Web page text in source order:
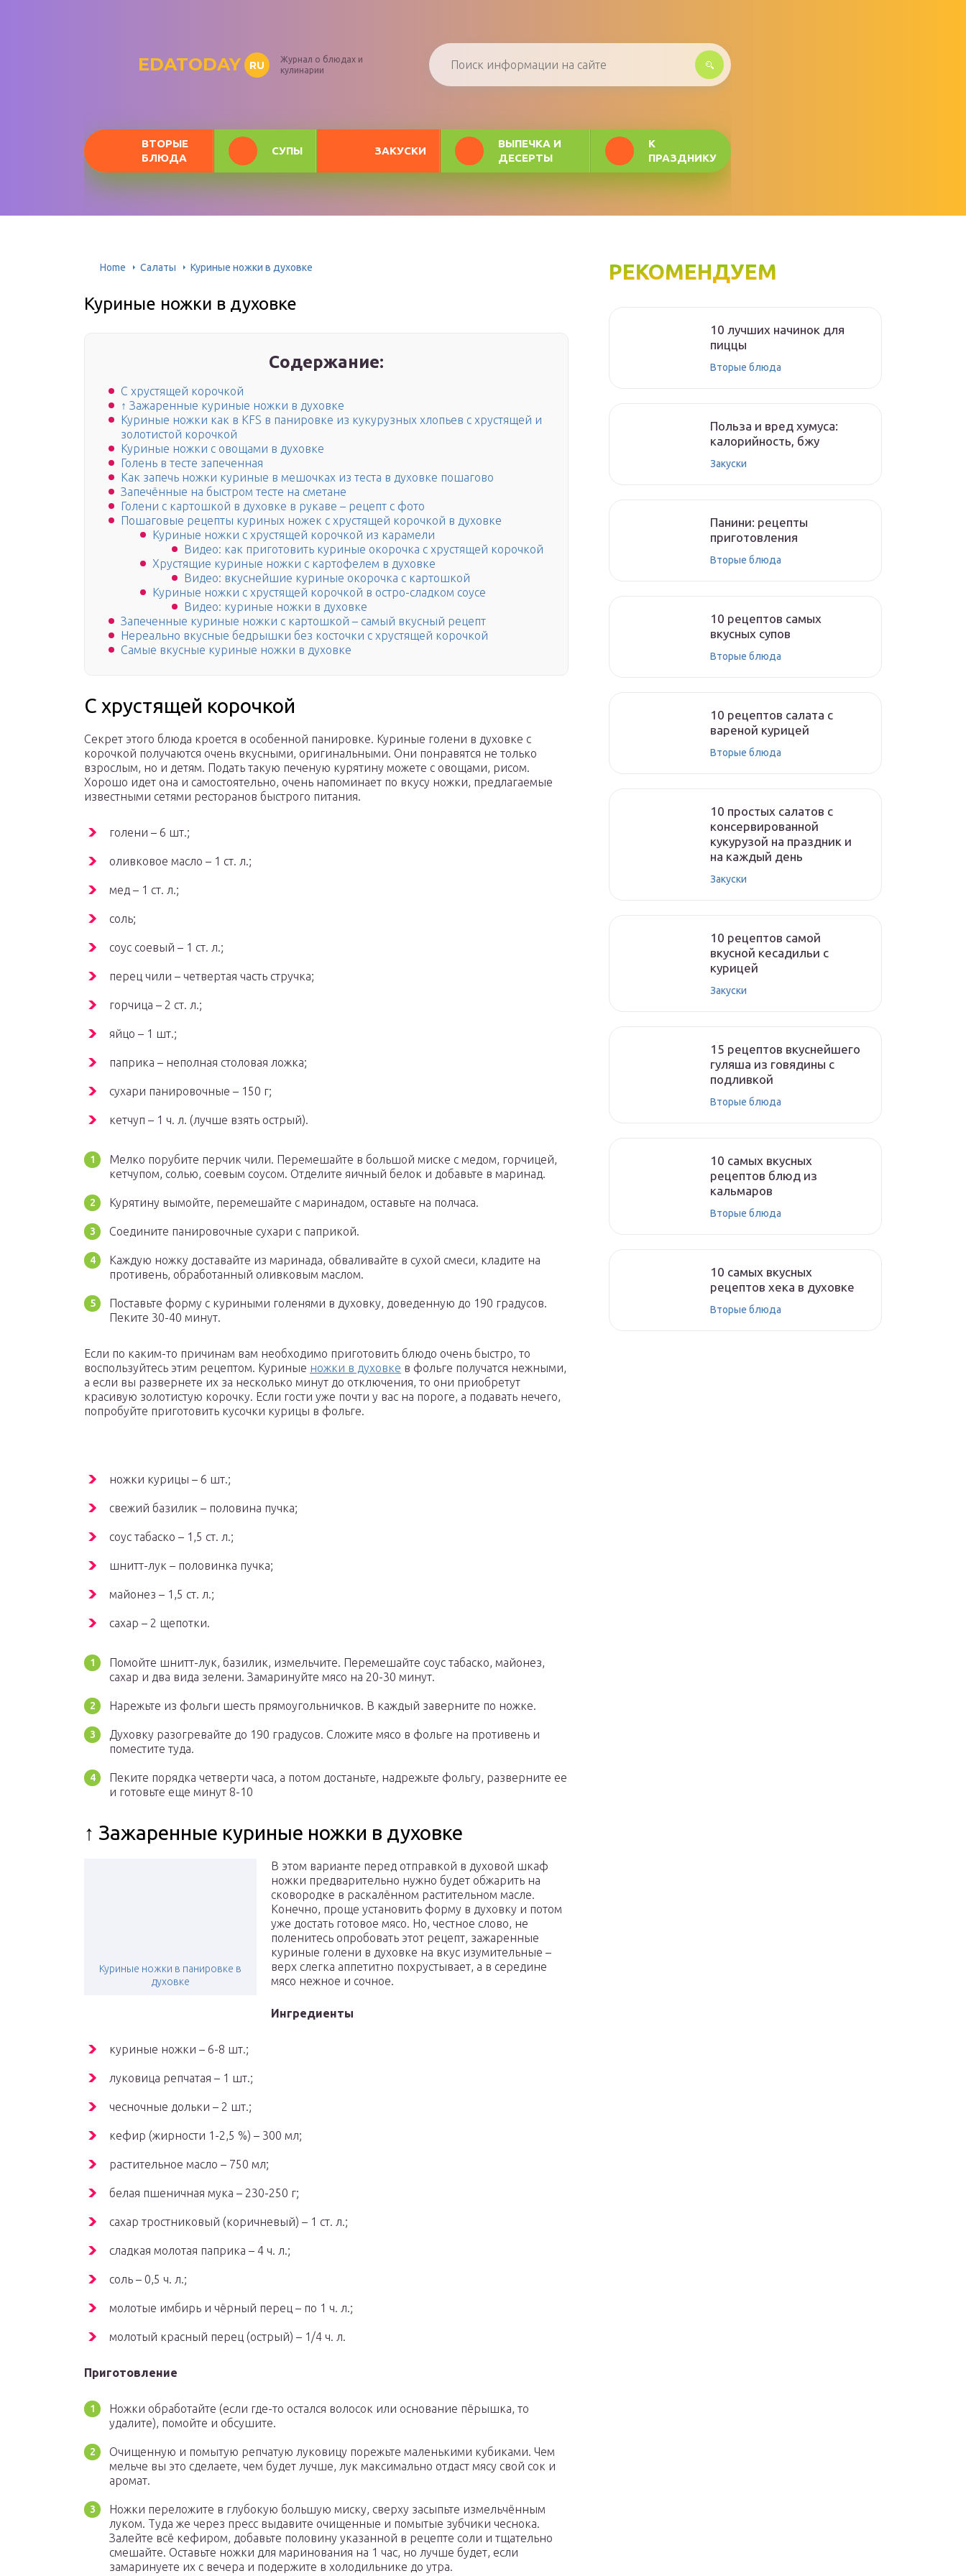
EDATODAY RU
Журнал о блюдах и
кулинарии
ВТОРЫЕ
БЛЮДА
СУПЫ ЗАКУСКИ
ВЫПЕЧКА И
ДЕСЕРТЫ
К
ПРАЗДНИКУ
Home Салаты Куриные ножки в духовке
Куриные ножки в духовке
Содержание:
С хрустящей корочкой
↑ Зажаренные куриные ножки в духовке
Куриные ножки как в KFS в панировке из кукурузных хлопьев с хрустящей и
золотистой корочкой
Куриные ножки с овощами в духовке
Голень в тесте запеченная
Как запечь ножки куриные в мешочках из теста в духовке пошагово
Запечённые на быстром тесте на сметане
Голени с картошкой в духовке в рукаве – рецепт с фото
Пошаговые рецепты куриных ножек с хрустящей корочкой в духовке
Куриные ножки с хрустящей корочкой из карамели
Видео: как приготовить куриные окорочка с хрустящей корочкой
Хрустящие куриные ножки с картофелем в духовке
Видео: вкуснейшие куриные окорочка с картошкой
Куриные ножки с хрустящей корочкой в остро-сладком соусе
Видео: куриные ножки в духовке
Запеченные куриные ножки с картошкой – самый вкусный рецепт
Нереально вкусные бедрышки без косточки с хрустящей корочкой
Самые вкусные куриные ножки в духовке
С хрустящей корочкой
Секрет этого блюда кроется в особенной панировке. Куриные голени в духовке с
корочкой получаются очень вкусными, оригинальными. Они понравятся не только
взрослым, но и детям. Подать такую печеную курятину можете с овощами, рисом.
Хорошо идет она и самостоятельно, очень напоминает по вкусу ножки, предлагаемые
известными сетями ресторанов быстрого питания.
голени – 6 шт.;
оливковое масло – 1 ст. л.;
мед – 1 ст. л.;
соль;
соус соевый – 1 ст. л.;
перец чили – четвертая часть стручка;
горчица – 2 ст. л.;
яйцо – 1 шт.;
паприка – неполная столовая ложка;
сухари панировочные – 150 г;
кетчуп – 1 ч. л. (лучше взять острый).
Мелко порубите перчик чили. Перемешайте в большой миске с медом, горчицей,
кетчупом, солью, соевым соусом. Отделите яичный белок и добавьте в маринад.
Курятину вымойте, перемешайте с маринадом, оставьте на полчаса.
Соедините панировочные сухари с паприкой.
Каждую ножку доставайте из маринада, обваливайте в сухой смеси, кладите на
противень, обработанный оливковым маслом.
Поставьте форму с куриными голенями в духовку, доведенную до 190 градусов.
Пеките 30-40 минут.
Если по каким-то причинам вам необходимо приготовить блюдо очень быстро, то
воспользуйтесь этим рецептом. Куриные ножки в духовке в фольге получатся нежными,
а если вы развернете их за несколько минут до отключения, то они приобретут
красивую золотистую корочку. Если гости уже почти у вас на пороге, а подавать нечего,
попробуйте приготовить кусочки курицы в фольге.
ножки курицы – 6 шт.;
свежий базилик – половина пучка;
соус табаско – 1,5 ст. л.;
шнитт-лук – половинка пучка;
майонез – 1,5 ст. л.;
сахар – 2 щепотки.
Помойте шнитт-лук, базилик, измельчите. Перемешайте соус табаско, майонез,
сахар и два вида зелени. Замаринуйте мясо на 20-30 минут.
Нарежьте из фольги шесть прямоугольничков. В каждый заверните по ножке.
Духовку разогревайте до 190 градусов. Сложите мясо в фольге на противень и
поместите туда.
Пеките порядка четверти часа, а потом достаньте, надрежьте фольгу, разверните ее
и готовьте еще минут 8-10
↑ Зажаренные куриные ножки в духовке
Куриные ножки в панировке в
духовке
В этом варианте перед отправкой в духовой шкаф
ножки предварительно нужно будет обжарить на
сковородке в раскалённом растительном масле.
Конечно, проще установить форму в духовку и потом
уже достать готовое мясо. Но, честное слово, не
поленитесь опробовать этот рецепт, зажаренные
куриные голени в духовке на вкус изумительные –
верх слегка аппетитно похрустывает, а в середине
мясо нежное и сочное.
Ингредиенты
куриные ножки – 6-8 шт.;
луковица репчатая – 1 шт.;
чесночные дольки – 2 шт.;
кефир (жирности 1-2,5 %) – 300 мл;
растительное масло – 750 мл;
белая пшеничная мука – 230-250 г;
сахар тростниковый (коричневый) – 1 ст. л.;
сладкая молотая паприка – 4 ч. л.;
соль – 0,5 ч. л.;
молотые имбирь и чёрный перец – по 1 ч. л.;
молотый красный перец (острый) – 1/4 ч. л.
Приготовление
Ножки обработайте (если где-то остался волосок или основание пёрышка, то
удалите), помойте и обсушите.
Очищенную и помытую репчатую луковицу порежьте маленькими кубиками. Чем
мельче вы это сделаете, чем будет лучше, лук максимально отдаст мясу свой сок и
аромат.
Ножки переложите в глубокую большую миску, сверху засыпьте измельчённым
луком. Туда же через пресс выдавите очищенные и помытые зубчики чеснока.
Залейте всё кефиром, добавьте половину указанной в рецепте соли и тщательно
смешайте. Оставьте ножки для маринования на 1 час, но лучше будет, если
замаринуете их с вечера и подержите в холодильнике до утра.
РЕКОМЕНДУЕМ
10 лучших начинок для
пиццы
Вторые блюда
Польза и вред хумуса:
калорийность, бжу
Закуски
Панини: рецепты
приготовления
Вторые блюда
10 рецептов самых
вкусных супов
Вторые блюда
10 рецептов салата с
вареной курицей
Вторые блюда
10 простых салатов с
консервированной
кукурузой на праздник и
на каждый день
Закуски
10 рецептов самой
вкусной кесадильи с
курицей
Закуски
15 рецептов вкуснейшего
гуляша из говядины с
подливкой
Вторые блюда
10 самых вкусных
рецептов блюд из
кальмаров
Вторые блюда
10 самых вкусных
рецептов хека в духовке
Вторые блюда